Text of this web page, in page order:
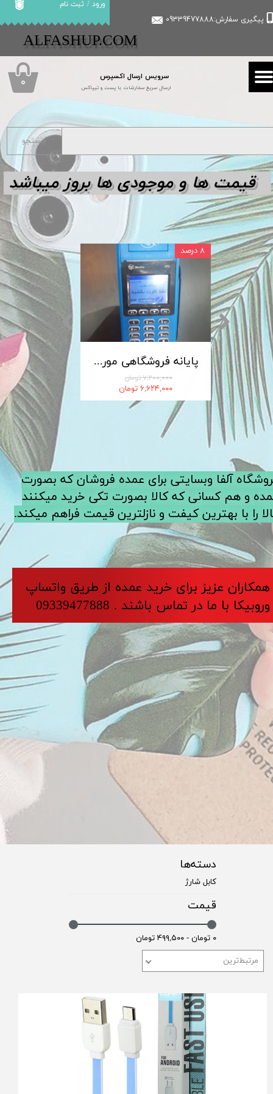
سرویس ارسال اکسپرس
ارسال سریع سفارشات با پست و تیپاکس
پیگیری سفارش:09339477888
ورود / ثبت نام
حساب کاربری من
تغییر گذر واژه
سفارشات
​​ALFASHUP.COM
۰
پایانه فروشگاهی مورفان MoreFun مدل H9
۷,۲۰۰,۰۰۰ تومان
۶,۶۲۴,۰۰۰ تومان
۸ درصد
کابل شارژ MICRO-USB اندروید LDNIO الدینیو مدل XS-07 متراژ 1 متر
جستجو
آلفا وبسایتی برای عمده فروشان که بصورت
و هم کسانی که کالا بصورت تکی خرید میکنند
را با بهترین کیفت و نازلترین قیمت فراهم میکند.
​​​همکاران عزیز برای خرید عمده از طریق واتساپ
وروبیکا با ما در تماس باشند . 09339477888
قیمت ها و موجودی ها بروز میباشد
دسته‌ها
کابل شارژ
قیمت
۰ تومان - ۴۹۹,۵۰۰ تومان
مرتبط‌ترین